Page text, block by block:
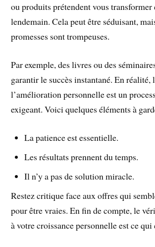
ou produits prétendent vous
lendemain. Cela peut être séduisant,
promesses sont trompeuses.
Par exemple, des livres ou des
garantir le succès instantané. En réalité,
l’amélioration personnelle est un
exigeant. Voici quelques éléments à
La patience est essentielle.
Les résultats prennent du temps.
Il n’y a pas de solution miracle.
Restez critique face aux offres qui
pour être vraies. En fin de compte, le
à votre croissance personnelle est ce qui